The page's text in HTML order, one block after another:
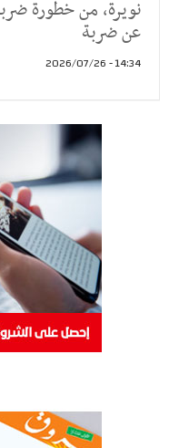
نويرة، من خطورة
عن ضربة
14:34 - 2026/07/26